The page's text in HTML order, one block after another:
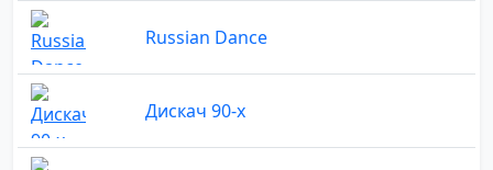
Russian Dance
Дискач 90-х